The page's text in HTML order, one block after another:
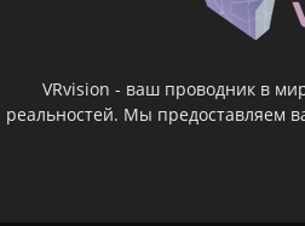
VRvision - ваш проводник в
реальностей. Мы предоставляем